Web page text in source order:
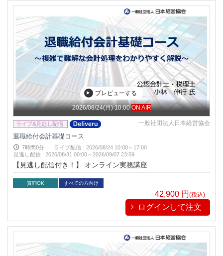
プレビューする
2026/08/24(月) 10:00ON AIR
一般社団法人日本経営協会
退職給付会計基礎コース
7時間0分 ライブ配信 : 2026/08/24 10:00～17:00
見逃し配信 :2026/08/31 00:00～2026/09/07 23:59
【見逃し配信付き！】 オンライン実務講座
質問OK すべての方向け
42,900 円(税込)
ログインして注文